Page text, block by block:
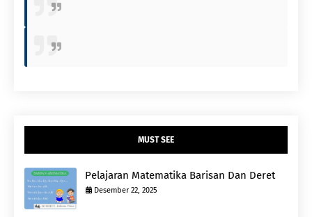
MUST SEE
Pelajaran Matematika Barisan Dan Deret
Desember 22, 2025